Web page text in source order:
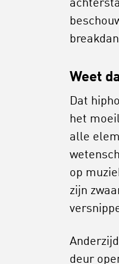
Weet
Dat
het
alle
op
zijn
deur